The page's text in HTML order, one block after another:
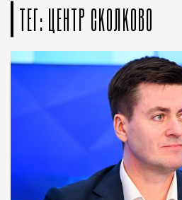
ТЕГ: ЦЕНТР СКОЛКОВО